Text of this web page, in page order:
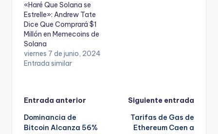
«Haré Que Solana se
Estrelle»: Andrew Tate
Dice Que Comprará $1
Millón en Memecoins de
Solana
viernes 7 de junio, 2024
Entrada similar
Navegación
de
Entrada anterior
Dominancia de
Bitcoin Alcanza 56%
Siguiente entrada
Tarifas de Gas de
Ethereum Caen a